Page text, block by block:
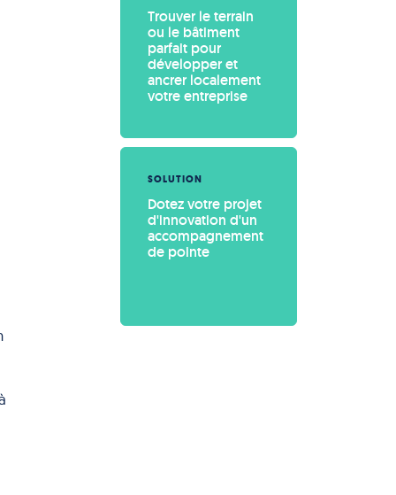
Trouver le terrain
ou le bâtiment
parfait pour
développer et
ancrer localement
votre entreprise
SOLUTION
Dotez votre projet
d'innovation d'un
accompagnement
de pointe